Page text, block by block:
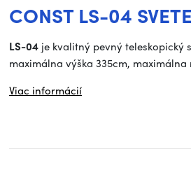
CONST LS-04
LS-04 je kvalitný pevný
maximálna výška 335cm,
Viac informácií